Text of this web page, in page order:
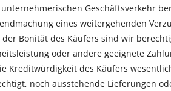
Geschäftsverkehr
eines weitergehenden
Bonität des Käufers sind wir
oder andere geeignete
Kreditwürdigkeit des Käufers
noch ausstehende Lieferungen